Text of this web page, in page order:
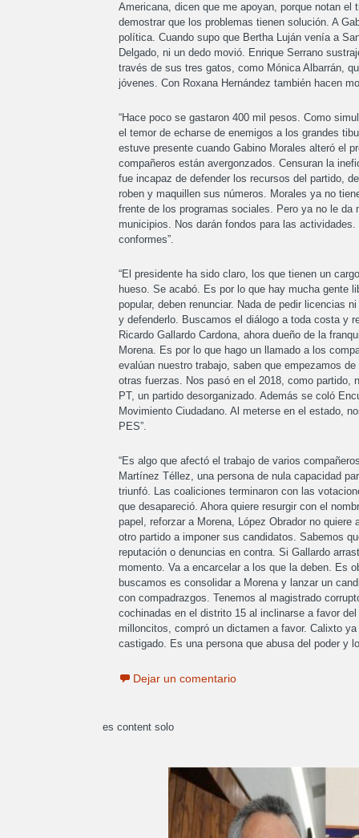
Americana, dicen que me apoyan, porque notan
demostrar que los problemas tienen solución. A
política. Cuando supo que Bertha Luján venía a
Delgado, ni un dedo movió. Enrique Serrano
través de sus tres gatos, como Mónica Albarrán,
jóvenes. Con Roxana Hernández también hacen
“Hace poco se gastaron 400 mil pesos. Como
el temor de echarse de enemigos a los grandes
estuve presente cuando Gabino Morales alteró el
compañeros están avergonzados. Censuran la
fue incapaz de defender los recursos del partido,
roben y maquillen sus números. Morales ya no
frente de los programas sociales. Pero ya no le
municipios. Nos darán fondos para las
conformes”.
“El presidente ha sido claro, los que tienen un
hueso. Se acabó. Es por lo que hay mucha gente
popular, deben renunciar. Nada de pedir licencias
y defenderlo. Buscamos el diálogo a toda costa y
Ricardo Gallardo Cardona, ahora dueño de la
Morena. Es por lo que hago un llamado a los
evalúan nuestro trabajo, saben que empezamos
otras fuerzas. Nos pasó en el 2018, como partido,
PT, un partido desorganizado. Además se coló
Movimiento Ciudadano. Al meterse en el estado,
PES”.
“Es algo que afectó el trabajo de varios
Martínez Téllez, una persona de nula capacidad
triunfó. Las coaliciones terminaron con las
que desapareció. Ahora quiere resurgir con el
papel, reforzar a Morena, López Obrador no
otro partido a imponer sus candidatos. Sabemos
reputación o denuncias en contra. Si Gallardo
momento. Va a encarcelar a los que la deben. Es
buscamos es consolidar a Morena y lanzar un
con compadrazgos. Tenemos al magistrado
cochinadas en el distrito 15 al inclinarse a favor
milloncitos, compró un dictamen a favor. Calixto
castigado. Es una persona que abusa del poder y
Dejar un comentario
es content solo